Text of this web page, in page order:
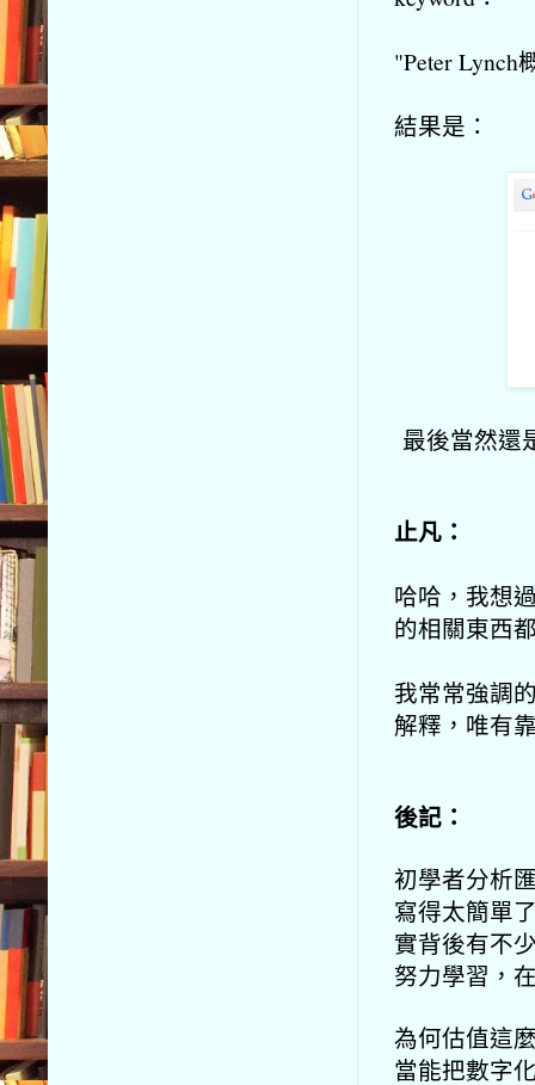
"Peter Lynch
結果是：
最後當然還
止凡：
哈哈，我想
的相關東西
我常常強調
解釋， 唯有
後記：
初學者分析
寫得太簡單
實背後有不
努力學習，
為何估值這
當能把數字